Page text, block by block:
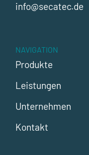
info@secatec.de
NAVIGATION
Produkte
Leistungen
Unternehmen
Kontakt